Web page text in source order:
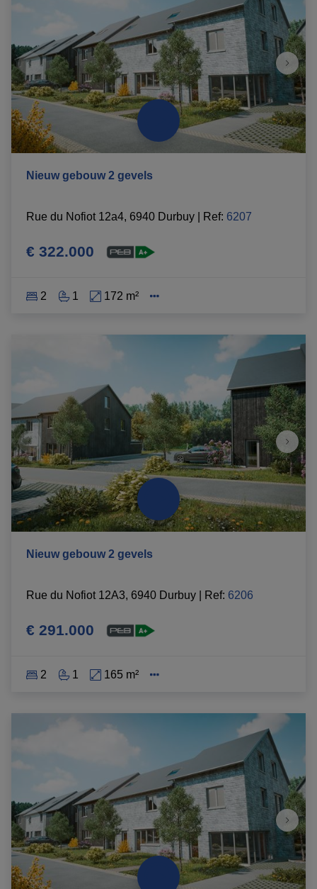
Nieuw gebouw 2 gevels
Rue du Nofiot 12a4, 6940 Durbuy Ref: 6207
€ 322.000
2 1 172 m²
Nieuw gebouw 2 gevels
Rue du Nofiot 12A3, 6940 Durbuy Ref: 6206
€ 291.000
2 1 165 m²